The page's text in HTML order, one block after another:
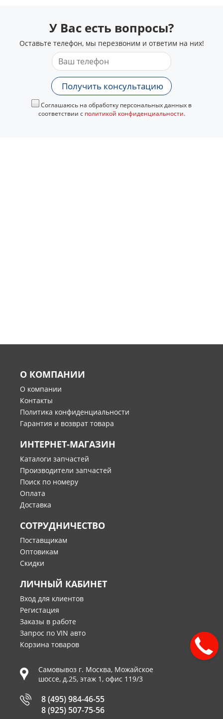
У Вас есть вопросы?
Оставьте телефон, мы перезвоним и ответим на них!
Получить консультацию
Соглашаюсь на обработку персональных данных в
соответствии с политикой конфиденциальности.
О КОМПАНИИ
О компании
Контакты
Политика конфиденциальности
Гарантия и возврат товара
ИНТЕРНЕТ-МАГАЗИН
Каталоги запчастей
Производители запчастей
Поиск по номеру
Оплата
Доставка
СОТРУДНИЧЕСТВО
Поставщикам
Оптовикам
Скидки
ЛИЧНЫЙ КАБИНЕТ
Вход для клиентов
Регистация
Заказы в работе
Запрос по VIN авто
Корзина товаров
Самовывоз г. Москва, Можайское
шоссе, д.25, этаж 1, офис 119/3
8 (495) 984-46-55
8 (925) 507-75-56